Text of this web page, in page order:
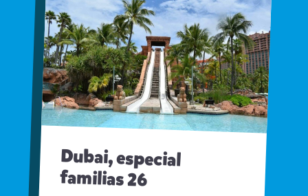
Dubai, especial
familias 26